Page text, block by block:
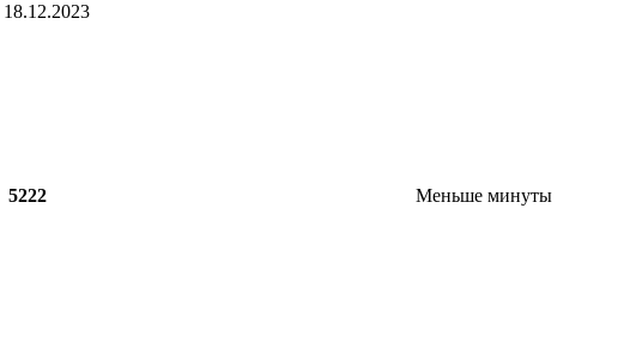
18.12.2023
5222 Меньше минуты